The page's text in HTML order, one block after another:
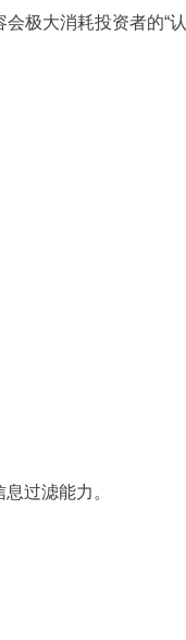
极大消耗投资者的“认
过滤能力。